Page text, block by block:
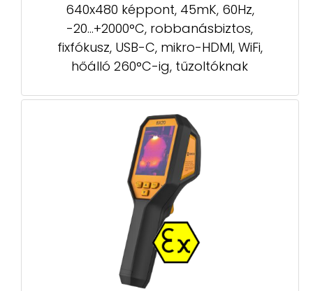
640x480 képpont, 45mK, 60Hz,
-20...+2000°C, robbanásbiztos,
fixfókusz, USB-C, mikro-HDMI, WiFi,
hőálló 260°C-ig, tűzoltóknak